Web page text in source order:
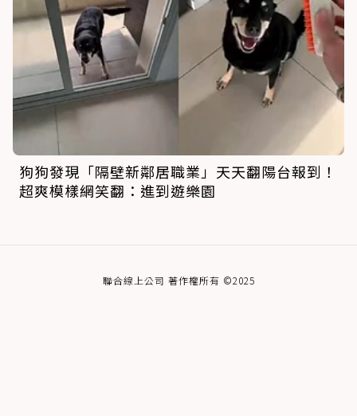
狗狗發現「隔壁新鄰居職業」天天翻陽台報到！
超爽模樣網笑翻：進到遊樂園
聯合線上公司 著作權所有 ©2025